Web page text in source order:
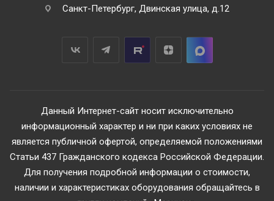
Санкт-Петербург, Двинская улица, д.12
Данный Интернет-сайт носит исключительно
информационный характер и ни при каких условиях не
является публичной офертой, определяемой положениями
Статьи 437 Гражданского кодекса Российской Федерации.
Для получения подробной информации о стоимости,
наличии и характеристиках оборудования обращайтесь в